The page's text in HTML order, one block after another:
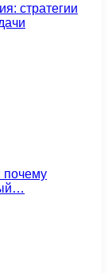
стратегии
почему